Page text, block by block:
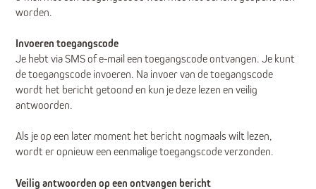
worden.
Invoeren toegangscode
Je hebt via SMS of e-mail een toegangscode ontvangen. Je kunt
de toegangscode invoeren. Na invoer van de toegangscode
wordt het bericht getoond en kun je deze lezen en veilig
antwoorden.
Als je op een later moment het bericht nogmaals wilt lezen,
wordt er opnieuw een eenmalige toegangscode verzonden.
Veilig antwoorden op een ontvangen bericht